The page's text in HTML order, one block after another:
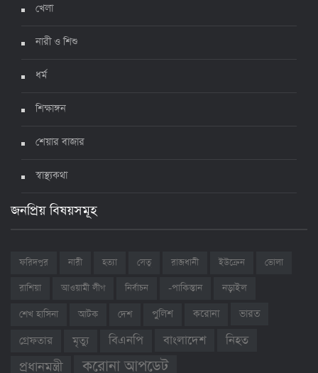
খেলা
নারী ও শিশু
ধর্ম
শিক্ষাঙ্গন
শেয়ার বাজার
স্বাস্থ্যকথা
জনপ্রিয় বিষয়সমূহ
ফরিদপুর নারী হত্যা সেতু রাজধানী ইউক্রেন
ভোলা
রাশিয়া
আওয়ামী লীগ নির্বাচন -পাকিস্তান নড়াইল
শেখ হাসিনা আটক দেশ পুলিশ করোনা
ভারত
গ্রেফতার
মৃত্যু বিএনপি বাংলাদেশ নিহত
প্রধানমন্ত্রী করোনা আপডেট